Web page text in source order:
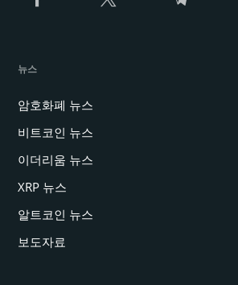
뉴스
암호화폐 뉴스
비트코인 뉴스
이더리움 뉴스
XRP 뉴스
알트코인 뉴스
보도자료